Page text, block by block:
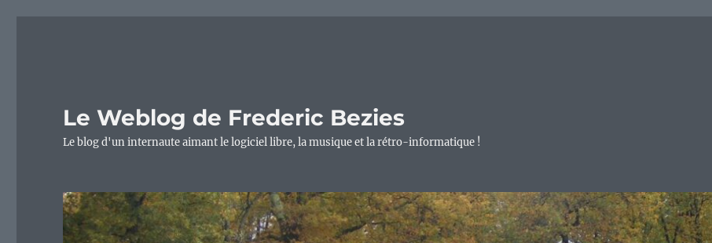
Le Weblog de Frederic Bezies
Le blog d'un internaute aimant le logiciel libre, la musique et la rétro-informatique !